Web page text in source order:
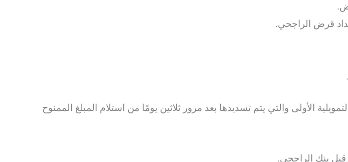
قرض الراجحي.
الأولى والتي يتم تسديدها بعد مرور ثلاثين يومًا من استلام المبلغ الممنوح
قبل بنك الراجحي.